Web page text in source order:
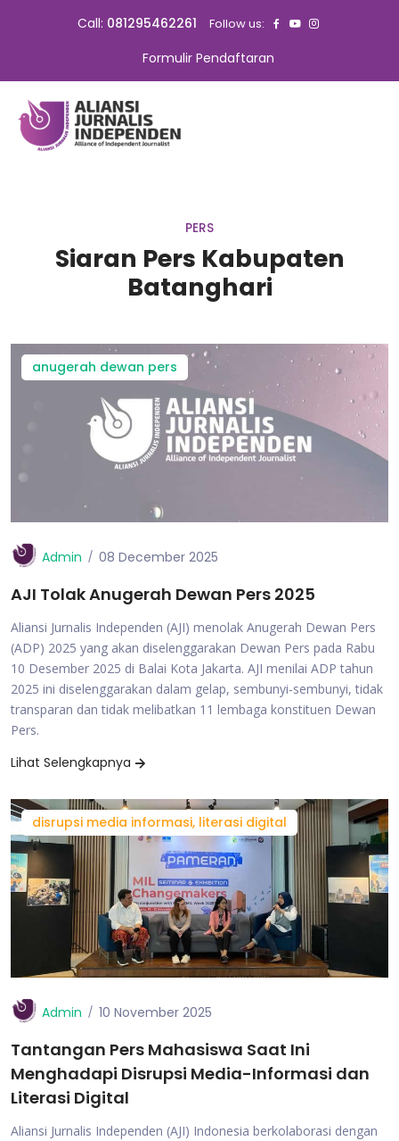
Call: 081295462261 Follow us:
Formulir Pendaftaran
PERS
Siaran Pers Kabupaten
Batanghari
anugerah dewan pers
Admin 08 December 2025
AJI Tolak Anugerah Dewan Pers 2025
Aliansi Jurnalis Independen (AJI) menolak Anugerah Dewan Pers
(ADP) 2025 yang akan diselenggarakan Dewan Pers pada Rabu
10 Desember 2025 di Balai Kota Jakarta. AJI menilai ADP tahun
2025 ini diselenggarakan dalam gelap, sembunyi-sembunyi, tidak
transparan dan tidak melibatkan 11 lembaga konstituen Dewan
Pers.
Lihat Selengkapnya
disrupsi media informasi, literasi digital
Admin 10 November 2025
Tantangan Pers Mahasiswa Saat Ini
Menghadapi Disrupsi Media-Informasi dan
Literasi Digital
Aliansi Jurnalis Independen (AJI) Indonesia berkolaborasi dengan